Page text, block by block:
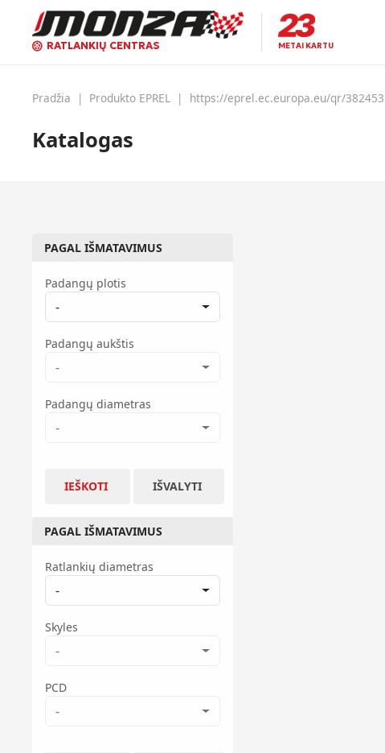
RATLANKIŲ CENTRAS METAI KARTU
Pradžia | Produkto EPREL | https://eprel.ec.europa.eu/qr/382453
Katalogas
PAGAL IŠMATAVIMUS
Padangų plotis
-
Padangų aukštis
-
Padangų diametras
-
IEŠKOTI IŠVALYTI
PAGAL IŠMATAVIMUS
Ratlankių diametras
-
Skyles
-
PCD
-